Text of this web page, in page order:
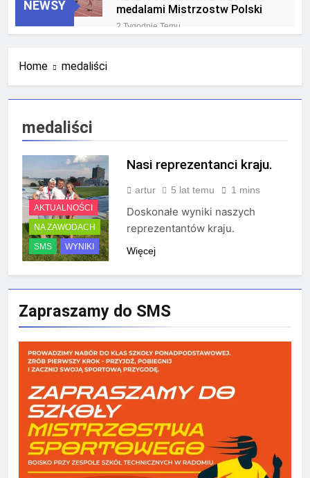
NEWSY
medalami Mistrzostw Polski
2 Tygodnie Temu
Home medaliści
medaliści
AKTUALNOŚCI
NA ZAWODACH
SMS
WYNIKI
Nasi reprezentanci kraju.
artur 5 lat temu 1 mins
Doskonałe wyniki naszych
reprezentantów kraju.
Więcej
Zapraszamy do SMS